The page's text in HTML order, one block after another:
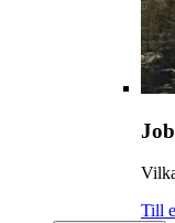
Till